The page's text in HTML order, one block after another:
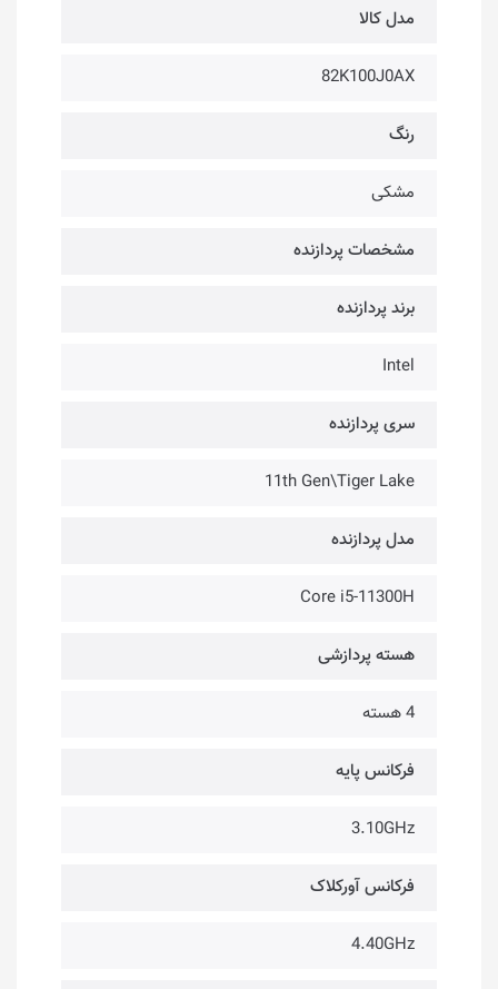
مدل کالا
82K100J0AX
رنگ
مشکی
مشخصات پردازنده
برند پردازنده
Intel
سری پردازنده
11th Gen\Tiger Lake
مدل پردازنده
Core i5-11300H
هسته پردازشی
4 هسته
فرکانس پایه
3.10GHz
فرکانس آورکلاک
4.40GHz